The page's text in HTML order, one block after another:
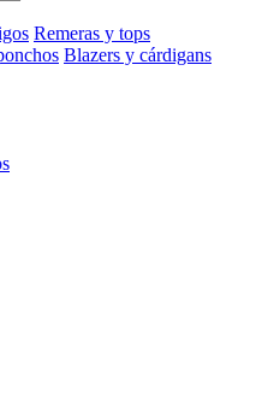
Remeras y tops
Blazers y cárdigans